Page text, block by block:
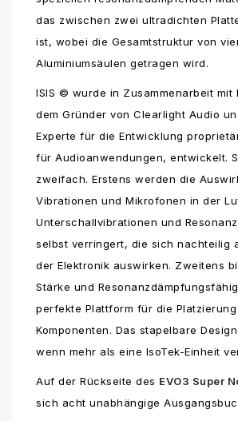
das zwischen zwei ultradichten
ist, wobei die Gesamtstruktur von
Aluminiumsäulen getragen wird.
ISIS © wurde in Zusammenarbeit mit
dem Gründer von Clearlight Audio
Experte für die Entwicklung
für Audioanwendungen, entwickelt.
zweifach. Erstens werden die
Vibrationen und Mikrofonen in der
Unterschallvibrationen und
selbst verringert, die sich nachteilig
der Elektronik auswirken. Zweitens
Stärke und
perfekte Plattform für die
Komponenten. Das stapelbare
wenn mehr als eine IsoTek-Einheit
Auf der Rückseite des EVO3 Super
sich acht unabhängige